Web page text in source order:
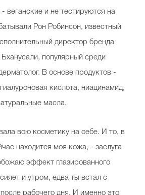
веганские и не тестируются на
Рон Робинсон, известный
директор бренда
популярный среди
В основе продуктов -
кислота, ниацинамид,
масла.
всю косметику на себе. И то, в
находится моя кожа, - заслуга
эффект глазированного
и утром, едва ты встал с
рабочего дня. И именно это